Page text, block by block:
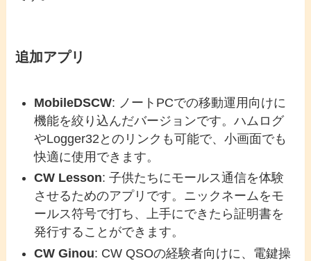
追加アプリ
MobileDSCW: ノートPCでの移動運用向けに
機能を絞り込んだバージョンです。ハムログ
やLogger32とのリンクも可能で、小画面でも
快適に使用できます。
CW Lesson: 子供たちにモールス通信を体験
させるためのアプリです。ニックネームをモ
ールス符号で打ち、上手にできたら証明書を
発行することができます。
CW Ginou: CW QSOの経験者向けに、電鍵操